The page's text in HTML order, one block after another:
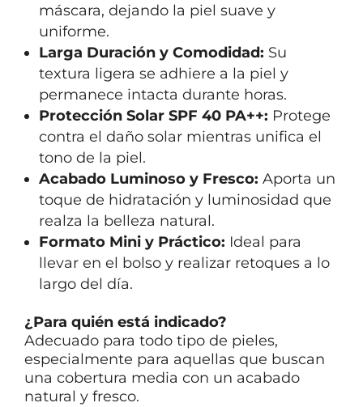
máscara, dejando la piel suave y
uniforme.
Larga Duración y Comodidad: Su
textura ligera se adhiere a la piel y
permanece intacta durante horas.
Protección Solar SPF 40 PA++: Protege
contra el daño solar mientras unifica el
tono de la piel.
Acabado Luminoso y Fresco: Aporta un
toque de hidratación y luminosidad que
realza la belleza natural.
Formato Mini y Práctico: Ideal para
llevar en el bolso y realizar retoques a lo
largo del día.
¿Para quién está indicado?
Adecuado para todo tipo de pieles,
especialmente para aquellas que buscan
una cobertura media con un acabado
natural y fresco.